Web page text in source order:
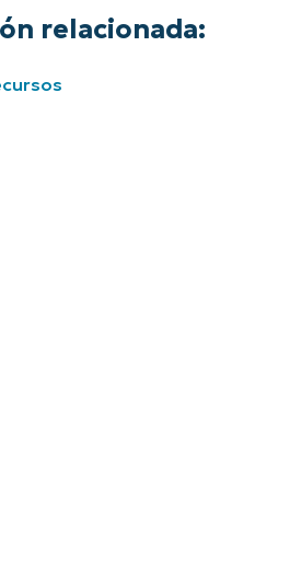
relacionada: